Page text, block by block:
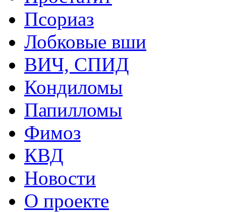
Псориаз
Лобковые вши
ВИЧ, СПИД
Кондиломы
Папилломы
Фимоз
КВД
Новости
О проекте